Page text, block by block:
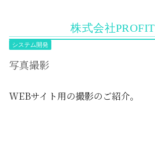
株式会社PROFIT
システム開発
写真撮影
WEBサイト用の撮影のご紹介。